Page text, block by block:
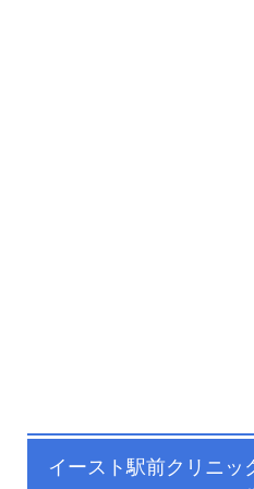
イースト駅前クリニッ